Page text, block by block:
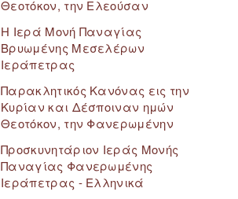
Θεοτόκον, την Ελεούσαν
Η Ιερά Μονή Παναγίας
Βρυωμένης Μεσελέρων
Ιεράπετρας
Παρακλητικός Κανόνας εις την
Κυρίαν και Δέσποιναν ημών
Θεοτόκον, την Φανερωμένην
Προσκυνητάριον Ιεράς Μονής
Παναγίας Φανερωμένης
Ιεράπετρας - Ελληνικά